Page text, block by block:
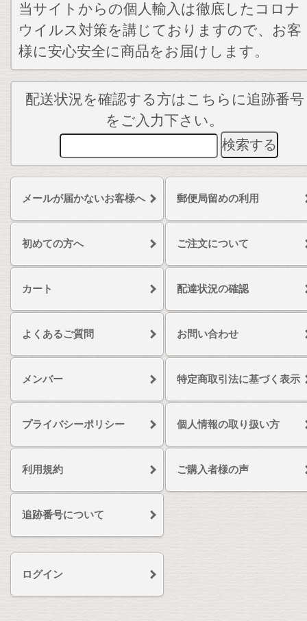
当サイトからの個人輸入は徹底したコロナ
ウイルス対策を講じておりますので、お客
様に安心安全に商品をお届けします。
配送状況を確認する方はこちらに追跡番号
をご入力下さい。
メールが届かないお客様へ 郵便局留めの利用
初めての方へ ご注文について
カート 配達状況の確認
よくあるご質問 お問い合わせ
メンバー 特定商取引法に基づく表示
プライバシーポリシー 個人情報の取り扱い方
利用規約 ご購入者様の声
追跡番号について
ログイン